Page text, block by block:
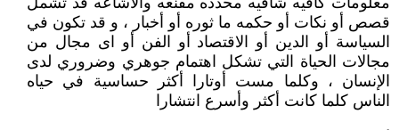
قصص أو نكات أو حكمه ما ثوره أو أخبار ، و قد تكون في
السياسة أو الدين أو الاقتصاد أو الفن أو اى مجال من
مجالات الحياة التي تشكل اهتمام جوهري وضروري لدى
الإنسان ، وكلما مست أوتارا أكثر حساسية في حياه
الناس كلما كانت أكثر وأسرع انتشارا